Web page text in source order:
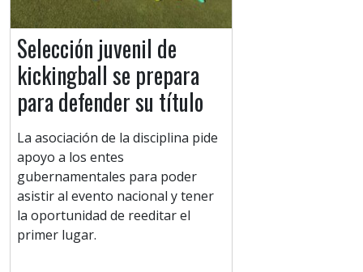
Selección juvenil de
kickingball se prepara
para defender su título
La asociación de la disciplina pide
apoyo a los entes
gubernamentales para poder
asistir al evento nacional y tener
la oportunidad de reeditar el
primer lugar.